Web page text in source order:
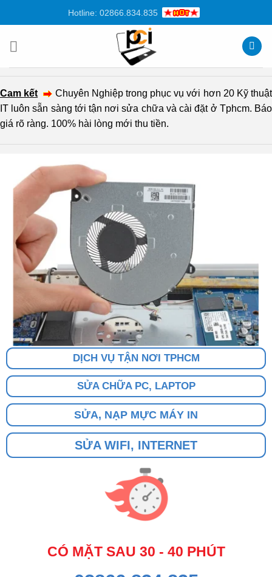
dung
Hotline: 02866.834.835
Cam kết
Chuyên Nghiệp trong phục vụ với hơn 20 Kỹ thuật
IT luôn sẵn sàng tới tận nơi sửa chữa và cài đặt ở Tphcm. Báo
giá rõ ràng. 100% hài lòng mới thu tiền.
DỊCH VỤ TẬN NƠI TPHCM
SỬA CHỮA PC, LAPTOP
SỬA, NẠP MỰC MÁY IN
SỬA WIFI, INTERNET
CÓ MẶT SAU 30 - 40 PHÚT